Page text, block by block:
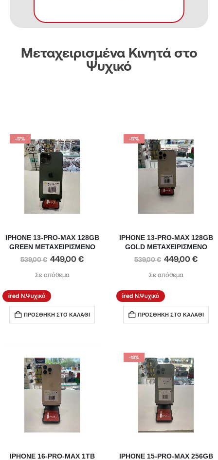
Μεταχειρισμένα Κινητά στο
Ψυχικό
-17%
IPHONE 13-PRO-MAX 128GB
GREEN ΜΕΤΑΧΕΙΡΙΣΜΕΝΟ
539,00€ 449,00€
Σε απόθεμα
Ν.Ψυχικό
ΠΡΟΣΘΉΚΗ ΣΤΟ ΚΑΛΆΘΙ
-17%
IPHONE 13-PRO-MAX 128GB
GOLD ΜΕΤΑΧΕΙΡΙΣΜΕΝΟ
539,00€ 449,00€
Σε απόθεμα
Ν.Ψυχικό
ΠΡΟΣΘΉΚΗ ΣΤΟ ΚΑΛΆΘΙ
IPHONE 16-PRO-MAX 1TB
-13%
IPHONE 15-PRO-MAX 256GB